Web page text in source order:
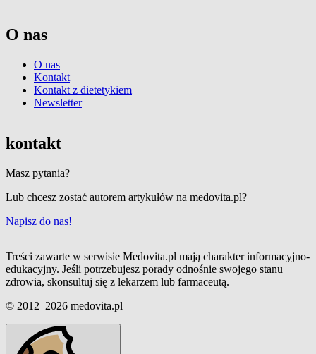
O nas
O nas
Kontakt
Kontakt z dietetykiem
Newsletter
kontakt
Masz pytania?
Lub chcesz zostać autorem artykułów na medovita.pl?
Napisz do nas!
Treści zawarte w serwisie Medovita.pl mają charakter informacyjno-
edukacyjny. Jeśli potrzebujesz porady odnośnie swojego stanu
zdrowia, skonsultuj się z lekarzem lub farmaceutą.
© 2012–2026 medovita.pl